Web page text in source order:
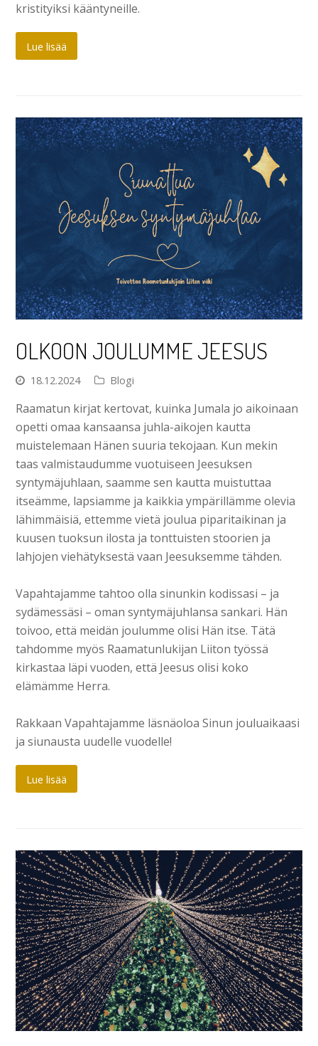
kristityiksi kääntyneille.
Lue lisää
OLKOON JOULUMME JEESUS
18.12.2024 Blogi
Raamatun kirjat kertovat, kuinka Jumala jo aikoinaan
opetti omaa kansaansa juhla-aikojen kautta
muistelemaan Hänen suuria tekojaan. Kun mekin
taas valmistaudumme vuotuiseen Jeesuksen
syntymäjuhlaan, saamme sen kautta muistuttaa
itseämme, lapsiamme ja kaikkia ympärillämme olevia
lähimmäisiä, ettemme vietä joulua piparitaikinan ja
kuusen tuoksun ilosta ja tonttuisten stoorien ja
lahjojen viehätyksestä vaan Jeesuksemme tähden.
Vapahtajamme tahtoo olla sinunkin kodissasi – ja
sydämessäsi – oman syntymäjuhlansa sankari. Hän
toivoo, että meidän joulumme olisi Hän itse. Tätä
tahdomme myös Raamatunlukijan Liiton työssä
kirkastaa läpi vuoden, että Jeesus olisi koko
elämämme Herra.
Rakkaan Vapahtajamme läsnäoloa Sinun jouluaikaasi
ja siunausta uudelle vuodelle!
Lue lisää